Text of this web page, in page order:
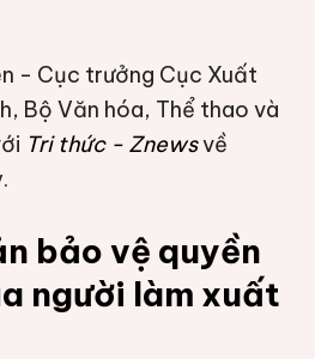
- Cục trưởng Cục Xuất
Bộ Văn hóa, Thể thao và
Tri thức - Znewsvề
bảo vệ quyền
người làm xuất